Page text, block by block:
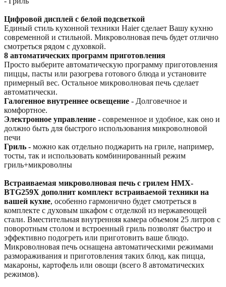
Цифровой дисплей с белой подсветкой
Единый стиль кухонной техники Haier сделает Вашу кухню
современной и стильной. Микроволновая печь будет отлично
смотреться рядом с духовкой.
8 автоматических программ приготовления
Просто выберите автоматическую программу приготовления
пиццы, пасты или разогрева готового блюда и установите
примерный вес. Остальное микроволновая печь сделает
автоматически.
Галогенное внутреннее освещение - Долговечное и
комфортное.
Электронное управление - современное и удобное, как оно и
должно быть для быстрого использования микроволновой
печи
Гриль - можно как отдельно поджарить на гриле, например,
тосты, так и использовать комбинированный режим
гриль+микроволны
Встраиваемая микроволновая печь с грилем HMX-
BTG259X дополнит комплект встраиваемой техники на
вашей кухне, особенно гармонично будет смотреться в
комплекте с духовым шкафом с отделкой из нержавеющей
стали. Вместительная внутренняя камера объемом 25 литров с
поворотным столом и встроенный гриль позволят быстро и
эффективно подогреть или приготовить ваше блюдо.
Микроволновая печь оснащена автоматическими режимами
размораживания и приготовления таких блюд, как пицца,
макароны, картофель или овощи (всего 8 автоматических
режимов).